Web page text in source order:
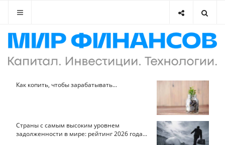
Как копить, чтобы зарабатывать...
Страны с самым высоким уровнем
задолженности в мире: рейтинг 2026 года...